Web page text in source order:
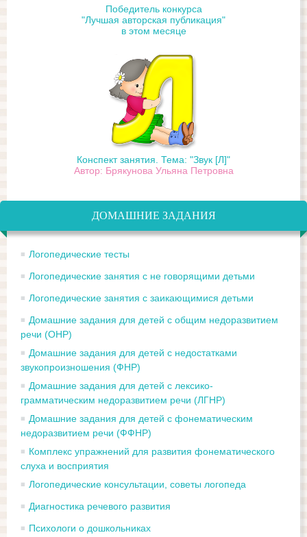
Победитель конкурса
"Лучшая авторская публикация"
в этом месяце
Конспект занятия. Тема: "Звук [Л]"
Автор: Брякунова Ульяна Петровна
ДОМАШНИЕ ЗАДАНИЯ
Логопедические тесты
Логопедические занятия с не говорящими детьми
Логопедические занятия с заикающимися детьми
Домашние задания для детей с общим недоразвитием
речи (ОНР)
Домашние задания для детей с недостатками
звукопроизношения (ФНР)
Домашние задания для детей с лексико-
грамматическим недоразвитием речи (ЛГНР)
Домашние задания для детей с фонематическим
недоразвитием речи (ФФНР)
Комплекс упражнений для развития фонематического
слуха и восприятия
Логопедические консультации, советы логопеда
Диагностика речевого развития
Психологи о дошкольниках